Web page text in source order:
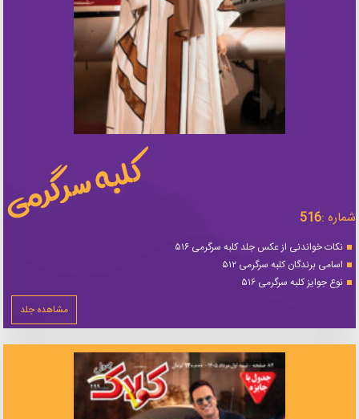
شماره :516
نکات خواندنی از عکس جلد کلبه سرگرمی ۵۱۶
اسامی برندگان کلبه سرگرمی ۵۱۲
نوع جوایز کلبه سرگرمی ۵۱۶
مشاهده جلد